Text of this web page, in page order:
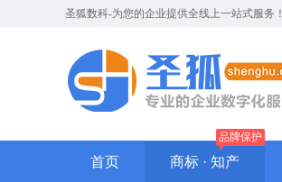
圣狐数科-为您的企业提供全线上一站式服务！
首页 商标 · 知产
品牌保护